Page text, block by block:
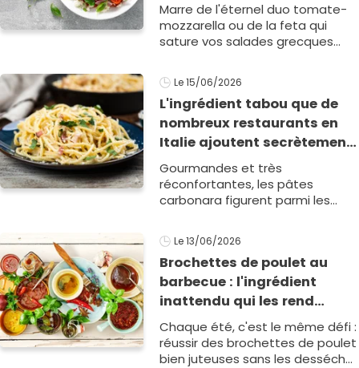
Marre de l'éternel duo tomate-
mozzarella ou de la feta qui
sature vos salades grecques
leur efficacité, vos salades
estivales m&eac1
Le 15/06/2026
L'ingrédient tabou que de
nombreux restaurants en
Italie ajoutent secrètement
dans leur carbonara
Gourmandes et très
réconfortantes, les pâtes
carbonara figurent parmi les
emblématiques de la
gastronomie italienne. Mais
certains restaurants n’h&e1
Le 13/06/2026
Brochettes de poulet au
barbecue : l'ingrédient
inattendu qui les rend
incroyablement moelleuses
Chaque été, c'est le même défi :
réussir des brochettes de poulet
bien juteuses sans les dessécher